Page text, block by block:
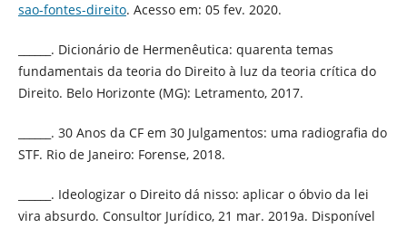
sao-fontes-direito. Acesso em: 05 fev. 2020.
______. Dicionário de Hermenêutica: quarenta temas
fundamentais da teoria do Direito à luz da teoria crítica do
Direito. Belo Horizonte (MG): Letramento, 2017.
______. 30 Anos da CF em 30 Julgamentos: uma radiografia do
STF. Rio de Janeiro: Forense, 2018.
______. Ideologizar o Direito dá nisso: aplicar o óbvio da lei
vira absurdo. Consultor Jurídico, 21 mar. 2019a. Disponível